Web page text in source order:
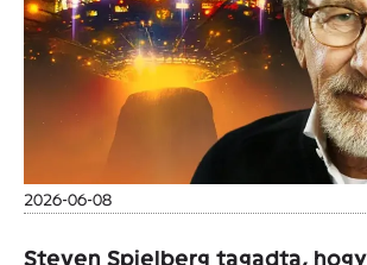
2026-06-08
Steven Spielberg tagadta,